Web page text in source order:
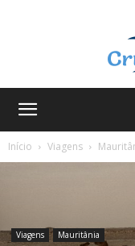
Início
Viagens
Viagens Mauritânia